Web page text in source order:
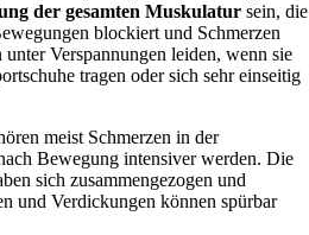
der gesamten Muskulatur sein, die
blockiert und Schmerzen
Verspannungen leiden, wenn sie
tragen oder sich sehr einseitig
meist Schmerzen in der
Bewegung intensiver werden. Die
sich zusammengezogen und
und Verdickungen können spürbar